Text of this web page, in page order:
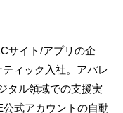
サイト/アプリの企
ィック入社。アパレ
タル領域での支援実
式アカウントの自動